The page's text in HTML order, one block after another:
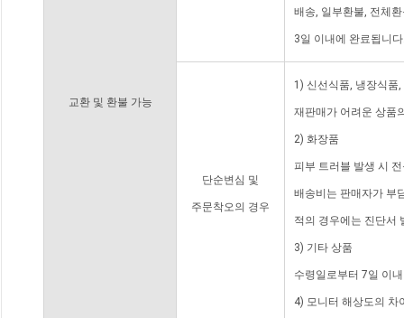
교환 및 환불 가능
배송, 일부환불, 전체
3일 이내에 완료됩니
단순변심 및
주문착오의 경우
1) 신선식품, 냉장식품
재판매가 어려운 상품
2) 화장품
피부 트러블 발생 시
배송비는 판매자가 부
적의 경우에는 진단서
3) 기타 상품
수령일로부터 7일 이
4) 모니터 해상도의 차